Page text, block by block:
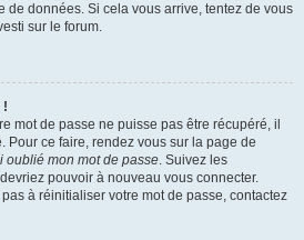
de données. Si cela vous arrive, tentez de vous
sur le forum.
!
mot de passe ne puisse pas être récupéré, il
Pour ce faire, rendez vous sur la page de
oublié mon mot de passe. Suivez les
pouvoir à nouveau vous connecter.
à réinitialiser votre mot de passe, contactez